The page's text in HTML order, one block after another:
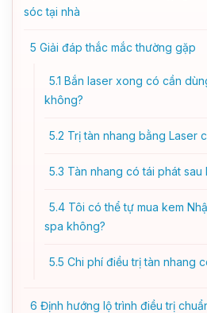
sóc tại nhà
5 Giải đáp thắc mắc thường gặp
5.1 Bắn laser xong có cần
không?
5.2 Trị tàn nhang bằng Laser
5.3 Tàn nhang có tái phát
5.4 Tôi có thể tự mua kem
spa không?
5.5 Chi phí điều trị tàn nhang
6 Định hướng lộ trình điều trị